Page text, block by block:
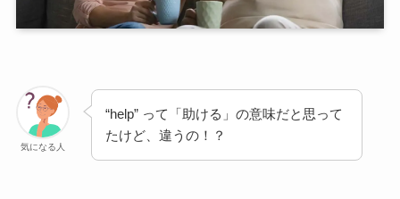
気になる人
“help” って「助ける」の意味だと思って
たけど、違うの！？